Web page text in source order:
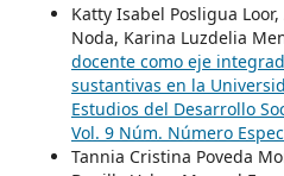
Katty Isabel Posligua
Noda, Karina Luzdelia
docente como eje
sustantivas en la
Estudios del Desarrollo
Vol. 9 Núm. Número
Tannia Cristina Poveda